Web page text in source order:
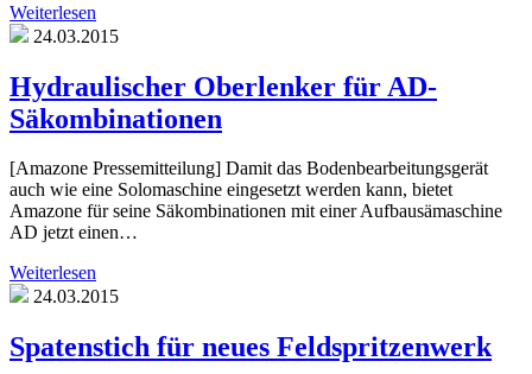
Weiterlesen
24.03.2015
Hydraulischer Oberlenker für AD-
Säkombinationen
[Amazone Pressemitteilung] Damit das Bodenbearbeitungsgerät
auch wie eine Solomaschine eingesetzt werden kann, bietet
Amazone für seine Säkombinationen mit einer Aufbausämaschine
AD jetzt einen…
Weiterlesen
24.03.2015
Spatenstich für neues Feldspritzenwerk